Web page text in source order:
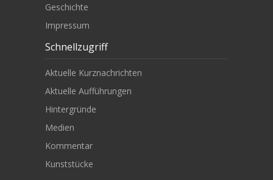
Geschichte
Impressum
Schnellzugriff
Aktuelle Kurznachrichten
Aktuelle Aufführungen
Hintergründe
Medien
Kommentar
Kunststücke